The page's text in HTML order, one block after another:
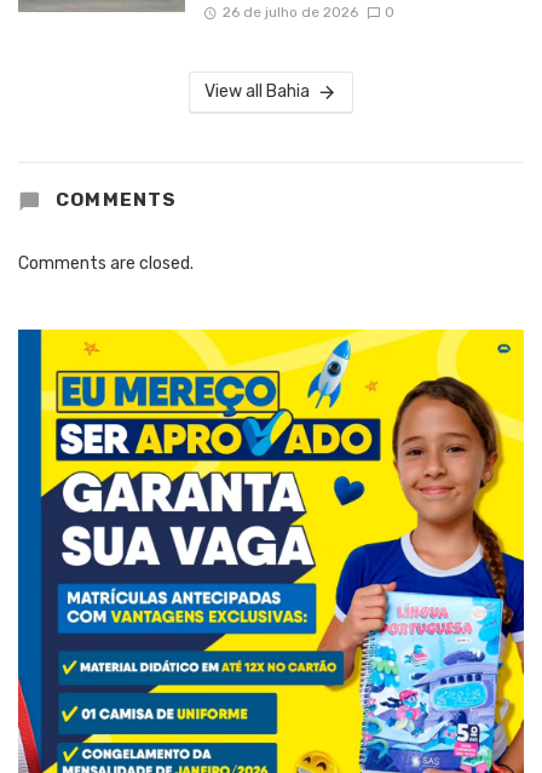
26 de julho de 2026 0
View all Bahia
COMMENTS
Comments are closed.